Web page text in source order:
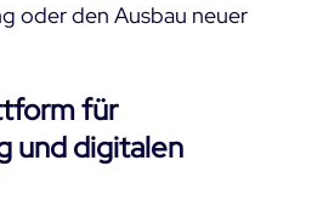
oder den Ausbau neuer
für
und digitalen